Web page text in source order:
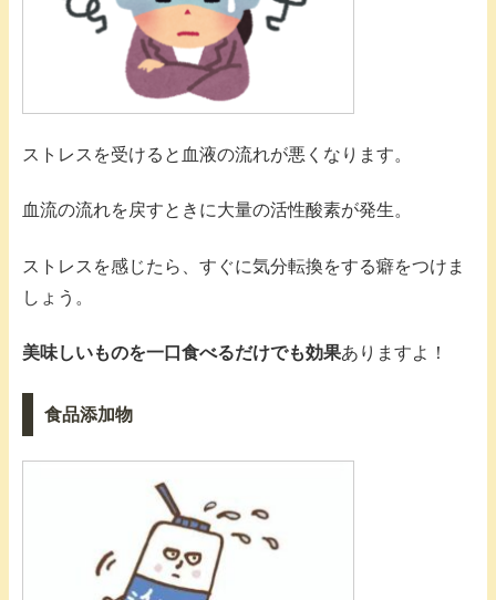
ストレスを受けると血液の流れが悪くなります。
血流の流れを戻すときに大量の活性酸素が発生。
ストレスを感じたら、すぐに気分転換をする癖をつけま
しょう。
美味しいものを一口食べるだけでも効果ありますよ！
食品添加物